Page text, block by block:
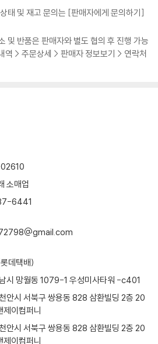
은 것’은 다른 감독에게는 완성품이다. 그날
영화를 비교하면, 눈에 띄게 다른 점이 전혀
으로 중첩된 스토리 전개 장치부터 시계태
장인물과 사건까지, 영화가 전작들에 비해
번만 보고 웨스와 인터뷰할 생각을 하니 두
.
에서 지켜보고 있나요, 아니면 직접 간섭
「웨스 앤더슨 : 세 번째 인터뷰」중에서
드 부다페스트 호텔은 분명히 연결된다. 이
선언한다. 유럽의 사라진 과거를 찬양하
자식’의 손에 넘어가거나 폭격에 재가 될
구스타브, 구스타브의 스토리를 적당한
롤로그를 방해하다가 옆에 서 있는 손자로
토리를 전달하려는 ‘작가’. 이 모든 노력이
묘지 시퀀스에서 리본으로 묶인다. 영화
고, 제로의 스토리는 구스타브의 스토리고,
금까지 없던 낯선 세계가 창조된다. ‘앤더슨
시각적 압도가 강력한 탓에 그의 영화는 종
도 한다. 그러나 그의 영화들이 단순히 인스
않고 그만의 시그니처로 자리 잡게 된 이
의 무엇을 갖고 있기 때문이다. 그는 늘 잊
’이라는 평가를 받는다. 그가 할 하틀리와
적인 세계를 이룬 미국 영화계 감독 중 하
는다. 그러나 180cm가 넘는 키에 깡마른
한 소년처럼 보인다. 실제로 『로얄 테넌바
젤리카 휴스턴은 첫 만남에서 그를 십대 후
스 앤더슨은 1969년생이다).
기억의 일부이기도 하다. 10살 때 부모가
돌발행위로 학교생활을 망가뜨렸다. 그러
생님(조력자)이 영화광이던 그가 몰두할
며 원치 않는 친구들에게 강제로 사인을 해
보내게 되었다. 이후 연극과 문학으로 관심
학에서 운명적인 파트너 오언 윌슨을 만났
태 및 재고 문의는 [판매자에게 문의하기]
및 반품은 판매자와 별도 협의 후 진행 가능
역 > 주문상세 > 판매자 정보보기 > 연락처
소매업
6441
데택배)
시 망월동 1079-1 우성미사타워 -c401
안시 서북구 쌍용동 828 삼환빌딩 2층 20
제이컴퍼니
안시 서북구 쌍용동 828 삼환빌딩 2층 20
제이컴퍼니